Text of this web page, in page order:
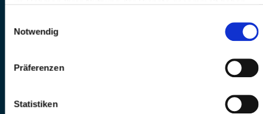
Notwendig
Präferenzen
Statistiken